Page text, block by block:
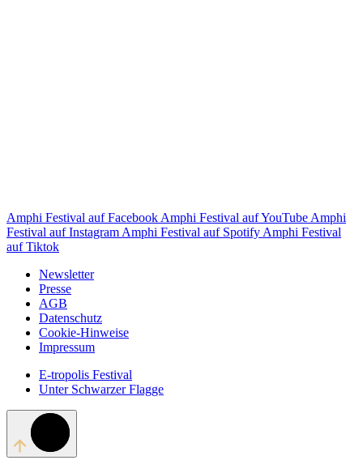
Amphi Festival auf Facebook Amphi Festival auf YouTube Amphi
Festival auf Instagram Amphi Festival auf Spotify Amphi Festival
auf Tiktok
Newsletter
Presse
AGB
Datenschutz
Cookie-Hinweise
Impressum
E-tropolis Festival
Unter Schwarzer Flagge